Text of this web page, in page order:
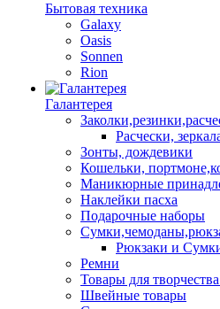
Бытовая техника
Galaxy
Oasis
Sonnen
Rion
Галантерея
Расчески,
Зонты, дождевики
Кошельки,
Маникюрные
Наклейки пасха
Подарочные наборы
Рюкзаки и
Ремни
Товары для
Швейные товары